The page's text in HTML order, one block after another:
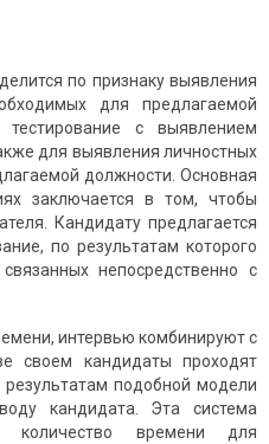
по признаку выявления
для предлагаемой
с выявлением
для выявления личностных
должности. Основная
заключается в том, чтобы
Кандидату предлагается
по результатам которого
непосредственно с
интервью комбинируют с
своем кандидаты проходят
подобной модели
кандидата. Эта система
количество времени для